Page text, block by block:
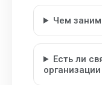
Чем
Есть ли